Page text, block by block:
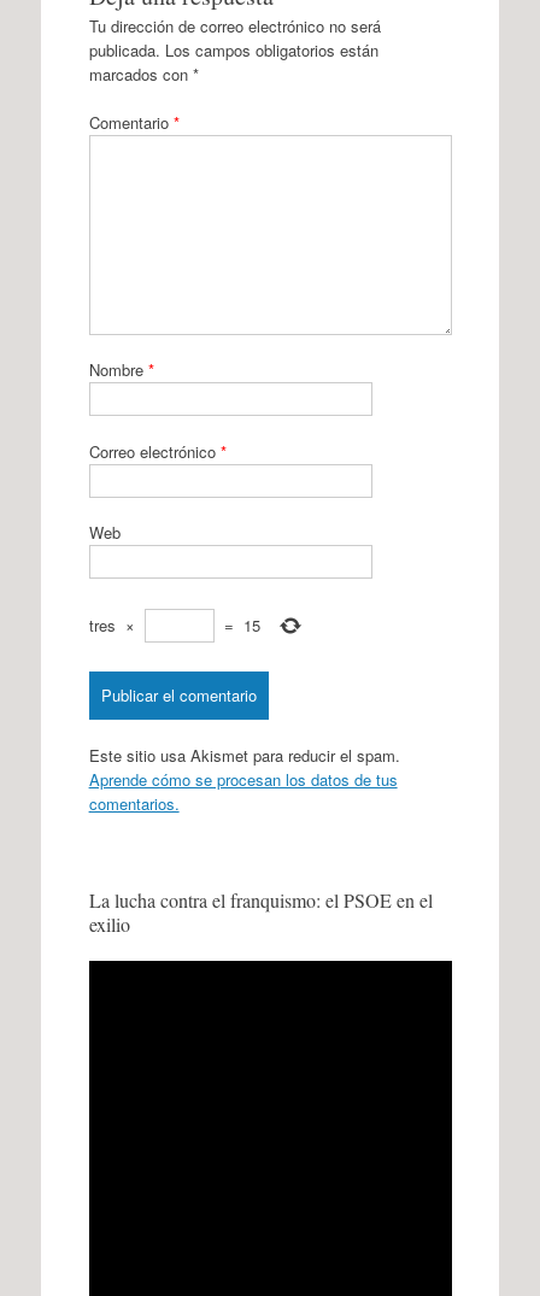
Tu dirección de correo electrónico no será
publicada. Los campos obligatorios están
marcados con *
Comentario *
Nombre *
Correo electrónico *
Web
tres × = 15
Este sitio usa Akismet para reducir el spam.
Aprende cómo se procesan los datos de tus
comentarios.
La lucha contra el franquismo: el PSOE en el
exilio